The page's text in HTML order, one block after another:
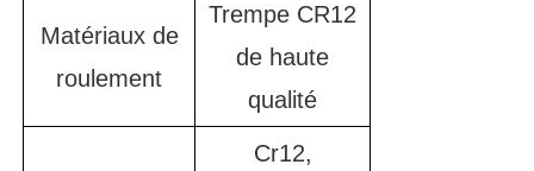
Matériaux de
roulement
Trempe CR12
de haute
qualité
Cr12,